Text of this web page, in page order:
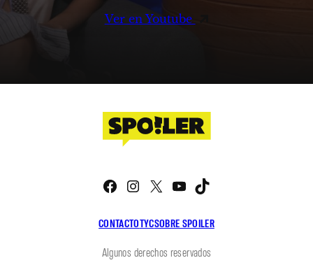
Ver en Youtube
CONTACTOTYCSOBRE SPOILER
Facebook
Instagram
X YouTube
Algunos derechos reservados